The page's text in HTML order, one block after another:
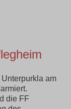
am
die FF